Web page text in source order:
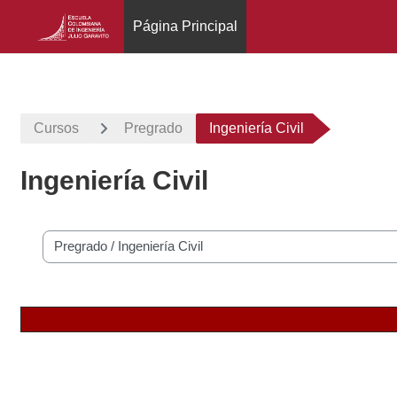
Página Principal
Cursos Pregrado Ingeniería Civil
Ingeniería Civil
Categorías